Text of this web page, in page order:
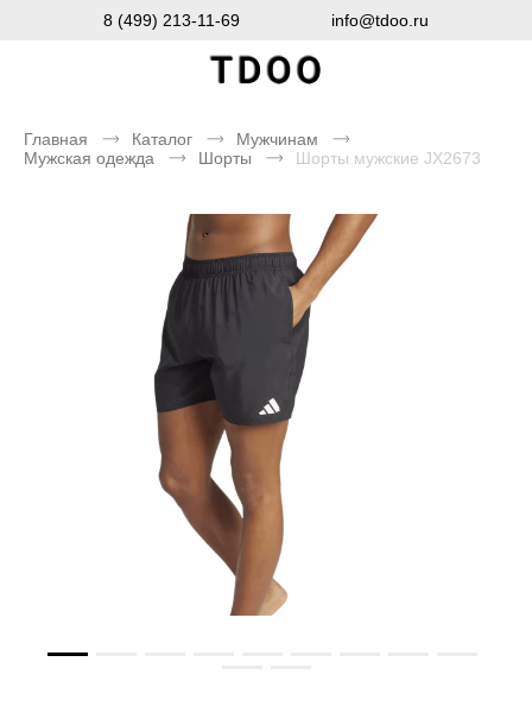
8 (499) 213-11-69 info@tdoo.ru
Главная Каталог
Мужчинам
Мужская одежда
Шорты Шорты мужские JX2673